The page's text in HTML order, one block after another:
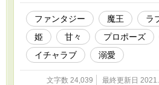
ルルカップ』（小学
※ ルルル様でのウェ
らに掲載しました♪
美智晴さまからいた
ファンタジー 魔王 ラ
姫
甘々 プロポーズ
イチャラブ
溺愛
文字数 24,039 最終更新日